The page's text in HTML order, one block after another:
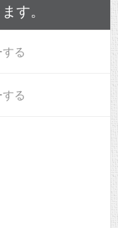
す。
る
る